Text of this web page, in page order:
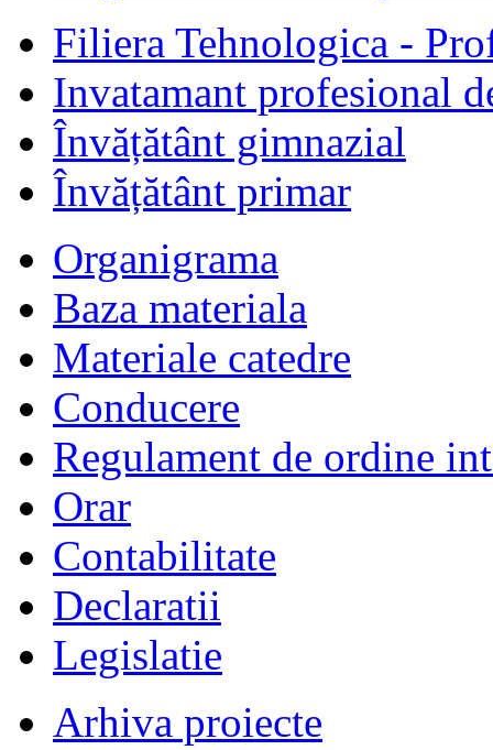
Filiera Tehnologica -
Invatamant profesional
Învățătânt gimnazial
Învățătânt primar
Organigrama
Baza materiala
Materiale catedre
Conducere
Regulament de ordine
Orar
Contabilitate
Declaratii
Legislatie
Arhiva proiecte